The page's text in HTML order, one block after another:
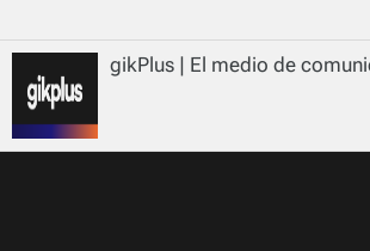
gikPlus | El medio de